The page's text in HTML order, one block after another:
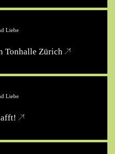
Liebe
Tonhalle Zürich
Liebe